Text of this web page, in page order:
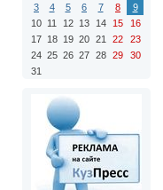
3
4 5 6 7 8
9
10 11 12 13 14 15
16
17 18 19 20 21 22
23
24 25 26 27 28 29
30
31